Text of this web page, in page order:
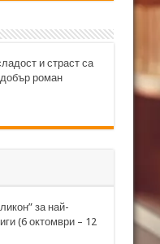
и страст са
роман
за най-
(6 октомври – 12